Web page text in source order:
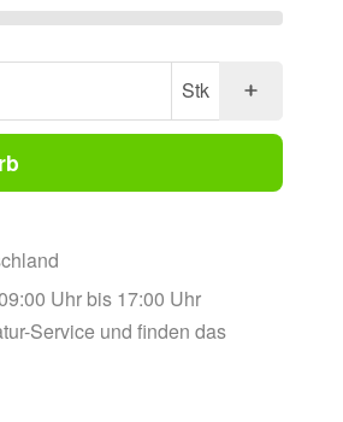
Stk
Uhr bis 17:00 Uhr
Service und finden das